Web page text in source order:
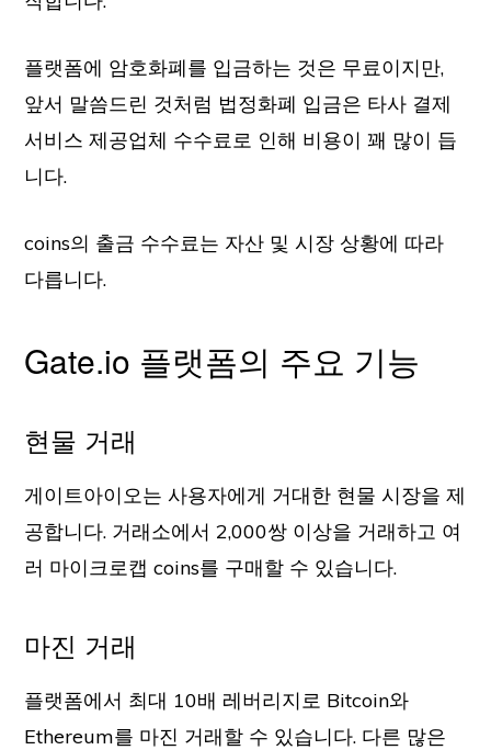
플랫폼에 암호화폐를 입금하는 것은 무료이지만,
앞서 말씀드린 것처럼 법정화폐 입금은 타사 결제
서비스 제공업체 수수료로 인해 비용이 꽤 많이 듭
니다.
coins의 출금 수수료는 자산 및 시장 상황에 따라
다릅니다.
Gate.io 플랫폼의 주요 기능
현물 거래
게이트아이오는 사용자에게 거대한 현물 시장을 제
공합니다. 거래소에서 2,000쌍 이상을 거래하고 여
러 마이크로캡 coins를 구매할 수 있습니다.
마진 거래
플랫폼에서 최대 10배 레버리지로 Bitcoin와
Ethereum를 마진 거래할 수 있습니다. 다른 많은